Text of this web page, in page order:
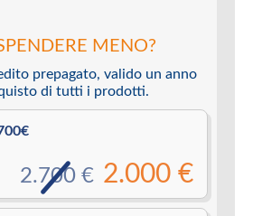
MENO?
prepagato, valido un anno
di tutti i prodotti.
2.000 €
2.700 €